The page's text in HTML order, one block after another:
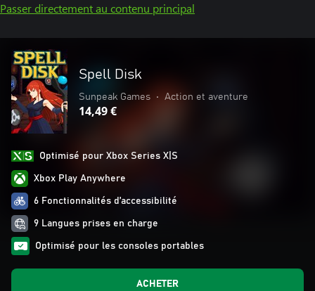
Passer directement au contenu principal
Spell Disk
Sunpeak Games • Action et aventure
14,49 €
Optimisé pour Xbox Series X|S
Xbox Play Anywhere
6 Fonctionnalités d’accessibilité
9 Langues prises en charge
Optimisé pour les consoles portables
ACHETER